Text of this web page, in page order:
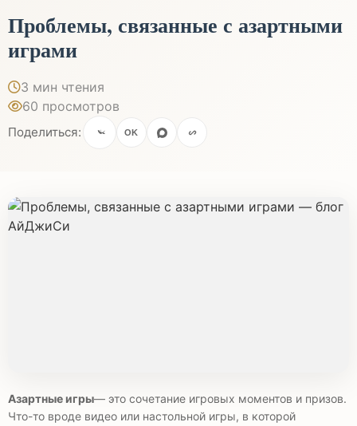
Проблемы, связанные с азартными
играми
3 мин чтения
60 просмотров
Поделиться: OK
Азартные игры— это сочетание игровых моментов и призов.
Что-то вроде видео или настольной игры, в которой